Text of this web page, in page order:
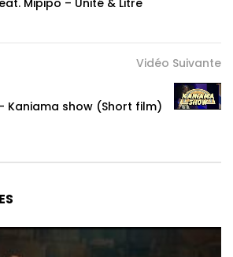
Mipipo – Unité & Litre
Vidéo Suivante
Kaniama show (Short film)